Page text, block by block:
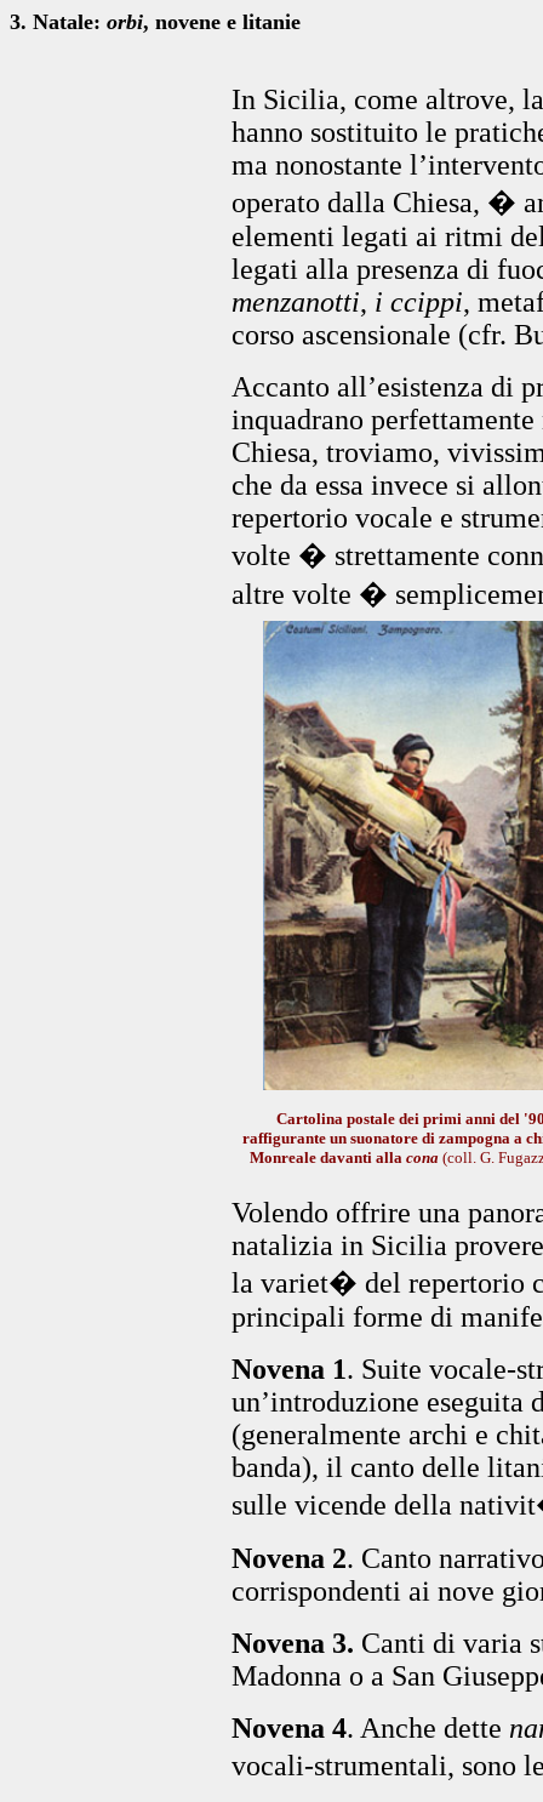
3. Natale: orbi, novene e litanie
In Sicilia, come altrove,
hanno sostituito le
ma nonostante
operato dalla Chiesa, �
elementi legati ai ritmi
legati alla presenza di
menzanotti, i ccippi,
corso ascensionale (cfr.
Accanto all’esistenza di
inquadrano
Chiesa, troviamo,
che da essa invece si
repertorio vocale e
volte � strettamente
altre volte �
Cartolina postale dei primi anni del
raffigurante un suonatore di zampogna a
Monreale davanti alla cona (coll. G.
Volendo offrire una
natalizia in Sicilia
la variet� del repertorio
principali forme di
Novena 1. Suite vocale-
un’introduzione eseguita
(generalmente archi e
banda), il canto delle
sulle vicende della
Novena 2. Canto
corrispondenti ai nove
Novena 3. Canti di varia
Madonna o a San
Novena 4. Anche dette
vocali-strumentali, sono